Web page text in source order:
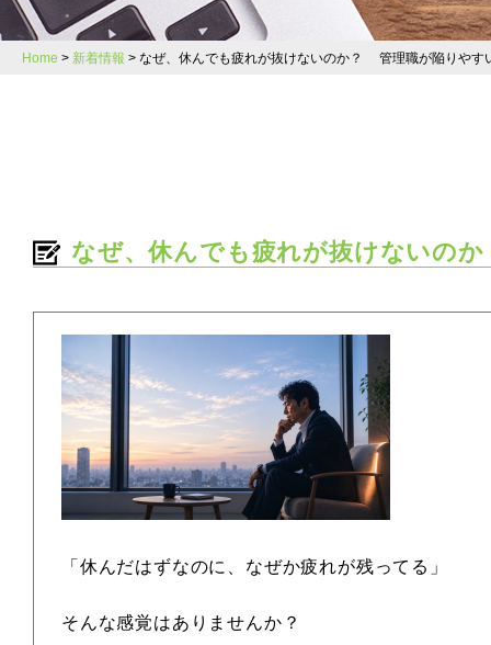
Home 新着情報 なぜ、休んでも疲れが抜けないのか？ 管理職が陥りやす
なぜ、休んでも疲れが抜けないの
「休んだはずなのに、なぜか疲れが残ってる」
そんな感覚はありませんか？